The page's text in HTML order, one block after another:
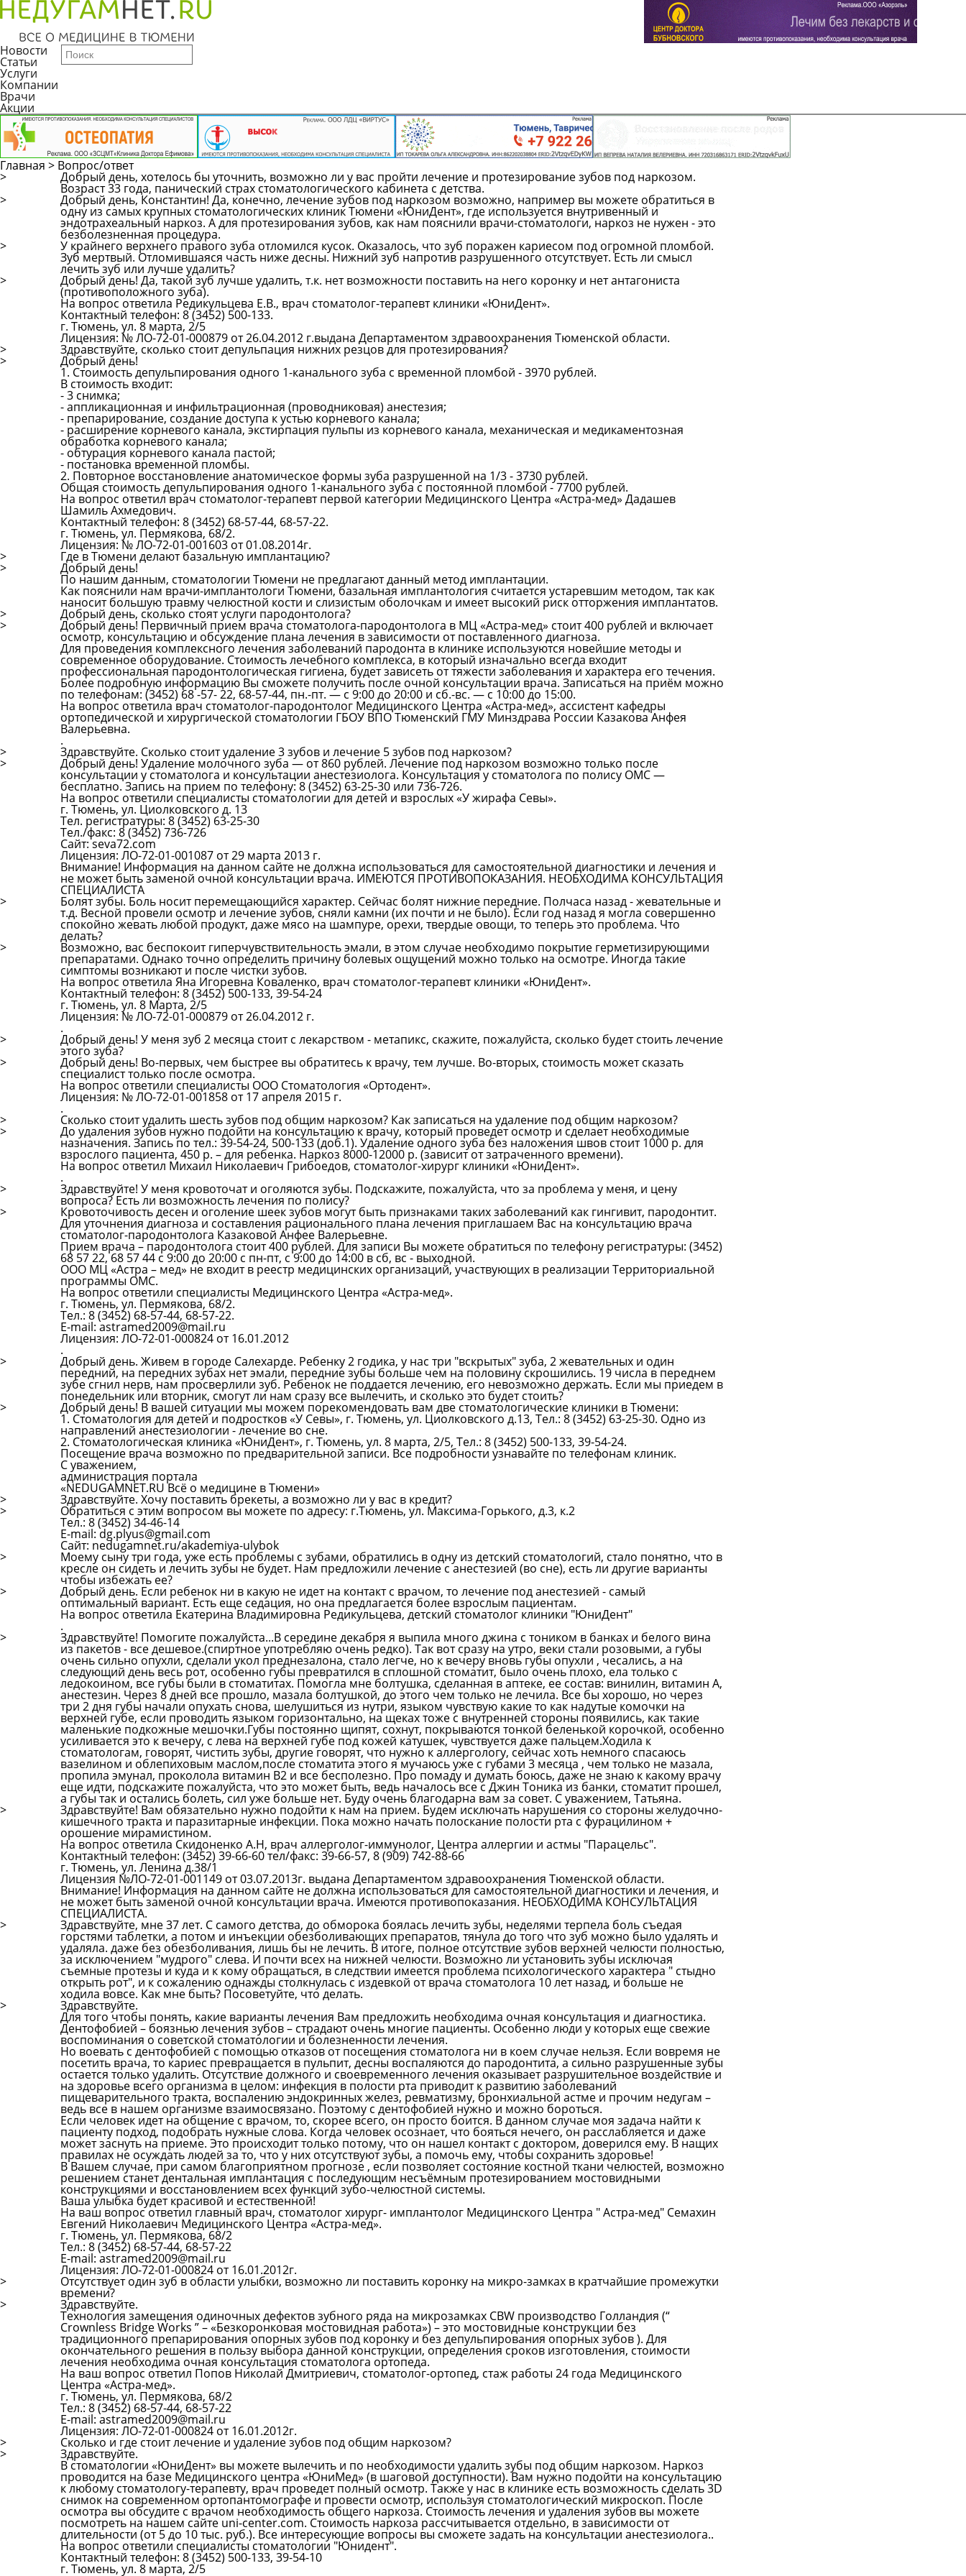
Новости
Статьи
Услуги
Компании
Врачи
Акции
Главная > Вопрос/ответ
> Добрый день, хотелось бы уточнить, возможно ли у вас пройти лечение и протезирование зубов под наркозом.
Возраст 33 года, панический страх стоматологического кабинета с детства.
> Добрый день, Константин! Да, конечно, лечение зубов под наркозом возможно, например вы можете обратиться в
одну из самых крупных стоматологических клиник Тюмени «ЮниДент», где используется внутривенный и
эндотрахеальный наркоз. А для протезирования зубов, как нам пояснили врачи-стоматологи, наркоз не нужен - это
безболезненная процедура.
> У крайнего верхнего правого зуба отломился кусок. Оказалось, что зуб поражен кариесом под огромной пломбой.
Зуб мертвый. Отломившаяся часть ниже десны. Нижний зуб напротив разрушенного отсутствует. Есть ли смысл
лечить зуб или лучше удалить?
> Добрый день! Да, такой зуб лучше удалить, т.к. нет возможности поставить на него коронку и нет антагониста
(противоположного зуба).
На вопрос ответила Редикульцева Е.В., врач стоматолог-терапевт клиники «ЮниДент».
Контактный телефон: 8 (3452) 500-133.
г. Тюмень, ул. 8 марта, 2/5
Лицензия: № ЛО-72-01-000879 от 26.04.2012 г.выдана Департаментом здравоохранения Тюменской области.
> Здравствуйте, сколько стоит депульпация нижних резцов для протезирования?
> Добрый день!
1. Стоимость депульпирования одного 1-канального зуба с временной пломбой - 3970 рублей.
В стоимость входит:
- 3 снимка;
- аппликационная и инфильтрационная (проводниковая) анестезия;
- препарирование, создание доступа к устью корневого канала;
- расширение корневого канала, экстирпация пульпы из корневого канала, механическая и медикаментозная
обработка корневого канала;
- обтурация корневого канала пастой;
- постановка временной пломбы.
2. Повторное восстановление анатомическое формы зуба разрушенной на 1/3 - 3730 рублей.
Общая стоимость депульпирования одного 1-канального зуба с постоянной пломбой - 7700 рублей.
На вопрос ответил врач стоматолог-терапевт первой категории Медицинского Центра «Астра-мед» Дадашев
Шамиль Ахмедович.
Контактный телефон: 8 (3452) 68-57-44, 68-57-22.
г. Тюмень, ул. Пермякова, 68/2.
Лицензия: № ЛО-72-01-001603 от 01.08.2014г.
> Где в Тюмени делают базальную имплантацию?
> Добрый день!
По нашим данным, стоматологии Тюмени не предлагают данный метод имплантации.
Как пояснили нам врачи-имплантологи Тюмени, базальная имплантология считается устаревшим методом, так как
наносит большую травму челюстной кости и слизистым оболочкам и имеет высокий риск отторжения имплантатов.
> Добрый день, сколько стоят услуги пародонтолога?
> Добрый день! Первичный прием врача стоматолога-пародонтолога в МЦ «Астра-мед» стоит 400 рублей и включает
осмотр, консультацию и обсуждение плана лечения в зависимости от поставленного диагноза.
Для проведения комплексного лечения заболеваний пародонта в клинике используются новейшие методы и
современное оборудование. Стоимость лечебного комплекса, в который изначально всегда входит
профессиональная пародонтологическая гигиена, будет зависеть от тяжести заболевания и характера его течения.
Более подробную информацию Вы сможете получить после очной консультации врача. Записаться на приём можно
по телефонам: (3452) 68 -57- 22, 68-57-44, пн.-пт. — с 9:00 до 20:00 и сб.-вс. — с 10:00 до 15:00.
На вопрос ответила врач стоматолог-пародонтолог Медицинского Центра «Астра-мед», ассистент кафедры
ортопедической и хирургической стоматологии ГБОУ ВПО Тюменский ГМУ Минздрава России Казакова Анфея
Валерьевна.
.
> Здравствуйте. Сколько стоит удаление 3 зубов и лечение 5 зубов под наркозом?
> Добрый день! Удаление молочного зуба — от 860 рублей. Лечение под наркозом возможно только после
консультации у стоматолога и консультации анестезиолога. Консультация у стоматолога по полису ОМС —
бесплатно. Запись на прием по телефону: 8 (3452) 63-25-30 или 736-726.
На вопрос ответили специалисты стоматологии для детей и взрослых «У жирафа Севы».
г. Тюмень, ул. Циолковского д. 13
Тел. регистратуры: 8 (3452) 63-25-30
Тел./факс: 8 (3452) 736-726
Сайт: seva72.com
Лицензия: ЛО-72-01-001087 от 29 марта 2013 г.
Внимание! Информация на данном сайте не должна использоваться для самостоятельной диагностики и лечения и
не может быть заменой очной консультации врача. ИМЕЮТСЯ ПРОТИВОПОКАЗАНИЯ. НЕОБХОДИМА КОНСУЛЬТАЦИЯ
СПЕЦИАЛИСТА
> Болят зубы. Боль носит перемещающийся характер. Сейчас болят нижние передние. Полчаса назад - жевательные и
т.д. Весной провели осмотр и лечение зубов, сняли камни (их почти и не было). Если год назад я могла совершенно
спокойно жевать любой продукт, даже мясо на шампуре, орехи, твердые овощи, то теперь это проблема. Что
делать?
> Возможно, вас беспокоит гиперчувствительность эмали, в этом случае необходимо покрытие герметизирующими
препаратами. Однако точно определить причину болевых ощущений можно только на осмотре. Иногда такие
симптомы возникают и после чистки зубов.
На вопрос ответила Яна Игоревна Коваленко, врач стоматолог-терапевт клиники «ЮниДент».
Контактный телефон: 8 (3452) 500-133, 39-54-24
г. Тюмень, ул. 8 Марта, 2/5
Лицензия: № ЛО-72-01-000879 от 26.04.2012 г.
.
> Добрый день! У меня зуб 2 месяца стоит с лекарством - метапикс, скажите, пожалуйста, сколько будет стоить лечение
этого зуба?
> Добрый день! Во-первых, чем быстрее вы обратитесь к врачу, тем лучше. Во-вторых, стоимость может сказать
специалист только после осмотра.
На вопрос ответили специалисты ООО Стоматология «Ортодент».
Лицензия: № ЛО-72-01-001858 от 17 апреля 2015 г.
.
> Сколько стоит удалить шесть зубов под общим наркозом? Как записаться на удаление под общим наркозом?
> До удаления зубов нужно подойти на консультацию к врачу, который проведет осмотр и сделает необходимые
назначения. Запись по тел.: 39-54-24, 500-133 (доб.1). Удаление одного зуба без наложения швов стоит 1000 р. для
взрослого пациента, 450 р. – для ребенка. Наркоз 8000-12000 р. (зависит от затраченного времени).
На вопрос ответил Михаил Николаевич Грибоедов, стоматолог-хирург клиники «ЮниДент».
.
> Здравствуйте! У меня кровоточат и оголяются зубы. Подскажите, пожалуйста, что за проблема у меня, и цену
вопроса? Есть ли возможность лечения по полису?
> Кровоточивость десен и оголение шеек зубов могут быть признаками таких заболеваний как гингивит, пародонтит.
Для уточнения диагноза и составления рационального плана лечения приглашаем Вас на консультацию врача
стоматолог-пародонтолога Казаковой Анфее Валерьевне.
Прием врача – пародонтолога стоит 400 рублей. Для записи Вы можете обратиться по телефону регистратуры: (3452)
68 57 22, 68 57 44 с 9:00 до 20:00 с пн-пт, с 9:00 до 14:00 в сб, вс - выходной.
ООО МЦ «Астра – мед» не входит в реестр медицинских организаций, участвующих в реализации Территориальной
программы ОМС.
На вопрос ответили специалисты Медицинского Центра «Астра-мед».
г. Тюмень, ул. Пермякова, 68/2.
Тел.: 8 (3452) 68-57-44, 68-57-22.
E-mail: astramed2009@mail.ru
Лицензия: ЛО-72-01-000824 от 16.01.2012
.
> Добрый день. Живем в городе Салехарде. Ребенку 2 годика, у нас три "вскрытых" зуба, 2 жевательных и один
передний, на передних зубах нет эмали, передние зубы больше чем на половину скрошились. 19 числа в переднем
зубе сгнил нерв, нам просверлили зуб. Ребенок не поддается лечению, его невозможно держать. Если мы приедем в
понедельник или вторник, смогут ли нам сразу все вылечить, и сколько это будет стоить?
> Добрый день! В вашей ситуации мы можем порекомендовать вам две стоматологические клиники в Тюмени:
1. Стоматология для детей и подростков «У Севы», г. Тюмень, ул. Циолковского д.13, Тел.: 8 (3452) 63-25-30. Одно из
направлений анестезиологии - лечение во сне.
2. Стоматологическая клиника «ЮниДент», г. Тюмень, ул. 8 марта, 2/5, Тел.: 8 (3452) 500-133, 39-54-24.
Посещение врача возможно по предварительной записи. Все подробности узнавайте по телефонам клиник.
С уважением,
администрация портала
«NEDUGAMNET.RU Всё о медицине в Тюмени»
> Здравствуйте. Хочу поставить брекеты, а возможно ли у вас в кредит?
> Обратиться с этим вопросом вы можете по адресу: г.Тюмень, ул. Максима-Горького, д.3, к.2
Тел.: 8 (3452) 34-46-14
Е-mail: dg.plyus@gmail.com
Сайт: nedugamnet.ru/akademiya-ulybok
> Моему сыну три года, уже есть проблемы с зубами, обратились в одну из детский стоматологий, стало понятно, что в
кресле он сидеть и лечить зубы не будет. Нам предложили лечение с анестезией (во сне), есть ли другие варианты
чтобы избежать ее?
> Добрый день. Если ребенок ни в какую не идет на контакт с врачом, то лечение под анестезией - самый
оптимальный вариант. Есть еще седация, но она предлагается более взрослым пациентам.
На вопрос ответила Екатерина Владимировна Редикульцева, детский стоматолог клиники "ЮниДент"
.
> Здравствуйте! Помогите пожалуйста...В середине декабря я выпила много джина с тоником в банках и белого вина
из пакетов - все дешевое.(спиртное употребляю очень редко). Так вот сразу на утро, веки стали розовыми, а губы
очень сильно опухли, сделали укол преднезалона, стало легче, но к вечеру вновь губы опухли , чесались, а на
следующий день весь рот, особенно губы превратился в сплошной стоматит, было очень плохо, ела только с
ледокоином, все губы были в стоматитах. Помогла мне болтушка, сделанная в аптеке, ее состав: винилин, витамин А,
анестезин. Через 8 дней все прошло, мазала болтушкой, до этого чем только не лечила. Все бы хорошо, но через
три 2 дня губы начали опухать снова, шелушиться из нутри, языком чувствую какие то как надутые комочки на
верхней губе, если проводить языком горизонтально, на щеках тоже с внутренней стороны появились, как такие
маленькие подкожные мешочки.Губы постоянно щипят, сохнут, покрываются тонкой беленькой корочкой, особенно
усиливается это к вечеру, с лева на верхней губе под кожей катушек, чувствуется даже пальцем.Ходила к
стоматологам, говорят, чистить зубы, другие говорят, что нужно к аллергологу, сейчас хоть немного спасаюсь
вазелином и облепиховым маслом,после стоматита этого я мучаюсь уже с губами 3 месяца , чем только не мазала,
пропила эмунал, проколола витамин В2 и все бесполезно. Про помаду и думать боюсь, даже не знаю к какому врачу
еще идти, подскажите пожалуйста, что это может быть, ведь началось все с Джин Тоника из банки, стоматит прошел,
а губы так и остались болеть, сил уже больше нет. Буду очень благодарна вам за совет. С уважением, Татьяна.
> Здравствуйте! Вам обязательно нужно подойти к нам на прием. Будем исключать нарушения со стороны желудочно-
кишечного тракта и паразитарные инфекции. Пока можно начать полоскание полости рта с фурацилином +
орошение мирамистином.
На вопрос ответила Скидоненко А.Н, врач аллерголог-иммунолог, Центра аллергии и астмы "Парацельс".
Контактный телефон: (3452) 39-66-60 тел/факс: 39-66-57, 8 (909) 742-88-66
г. Тюмень, ул. Ленина д.38/1
Лицензия №ЛО-72-01-001149 от 03.07.2013г. выдана Департаментом здравоохранения Тюменской области.
Внимание! Информация на данном сайте не должна использоваться для самостоятельной диагностики и лечения, и
не может быть заменой очной консультации врача. Имеются противопоказания. НЕОБХОДИМА КОНСУЛЬТАЦИЯ
СПЕЦИАЛИСТА.
> Здравствуйте, мне 37 лет. С самого детства, до обморока боялась лечить зубы, неделями терпела боль съедая
горстями таблетки, а потом и инъекции обезболивающих препаратов, тянула до того что зуб можно было удалять и
удаляла. даже без обезболивания, лишь бы не лечить. В итоге, полное отсутствие зубов верхней челюсти полностью,
за исключением "мудрого" слева. И почти всех на нижней челюсти. Возможно ли установить зубы исключая
съемные протезы и куда и к кому обращаться, в следствии имеется проблема психологического характера " стыдно
открыть рот", и к сожалению однажды столкнулась с издевкой от врача стоматолога 10 лет назад, и больше не
ходила вовсе. Как мне быть? Посоветуйте, что делать.
> Здравствуйте.
Для того чтобы понять, какие варианты лечения Вам предложить необходима очная консультация и диагностика.
Дентофобией – боязнью лечения зубов – страдают очень многие пациенты. Особенно люди у которых еще свежие
воспоминания о советской стоматологии и болезненности лечения.
Но воевать с дентофобией с помощью отказов от посещения стоматолога ни в коем случае нельзя. Если вовремя не
посетить врача, то кариес превращается в пульпит, десны воспаляются до пародонтита, а сильно разрушенные зубы
остается только удалить. Отсутствие должного и своевременного лечения оказывает разрушительное воздействие и
на здоровье всего организма в целом: инфекция в полости рта приводит к развитию заболеваний
пищеварительного тракта, воспалению эндокринных желез, ревматизму, бронхиальной астме и прочим недугам –
ведь все в нашем организме взаимосвязано. Поэтому с дентофобией нужно и можно бороться.
Если человек идет на общение с врачом, то, скорее всего, он просто боится. В данном случае моя задача найти к
пациенту подход, подобрать нужные слова. Когда человек осознает, что бояться нечего, он расслабляется и даже
может заснуть на приеме. Это происходит только потому, что он нашел контакт с доктором, доверился ему. В нащих
правилах не осуждать людей за то, что у них отсутствуют зубы, а помочь ему, чтобы сохранить здоровье!
В Вашем случае, при самом благоприятном прогнозе , если позволяет состояние костной ткани челюстей, возможно
решением станет дентальная имплантация с последующим несъёмным протезированием мостовидными
конструкциями и восстановлением всех функций зубо-челюстной системы.
Ваша улыбка будет красивой и естественной!
На ваш вопрос ответил главный врач, стоматолог хирург- имплантолог Медицинского Центра " Астра-мед" Семахин
Евгений Николаевич Медицинского Центра «Астра-мед».
г. Тюмень, ул. Пермякова, 68/2
Тел.: 8 (3452) 68-57-44, 68-57-22
E-mail: astramed2009@mail.ru
Лицензия: ЛО-72-01-000824 от 16.01.2012г.
> Отсутствует один зуб в области улыбки, возможно ли поставить коронку на микро-замках в кратчайшие промежутки
времени?
> Здравствуйте.
Технология замещения одиночных дефектов зубного ряда на микрозамках CBW производство Голландия (“
Crownless Bridge Works ” – «Безкоронковая мостовидная работа») – это мостовидные конструкции без
традиционного препарирования опорных зубов под коронку и без депульпирования опорных зубов ). Для
окончательного решения в пользу выбора данной конструкции, определения сроков изготовления, стоимости
лечения необходима очная консультация стоматолога ортопеда.
На ваш вопрос ответил Попов Николай Дмитриевич, стоматолог-ортопед, стаж работы 24 года Медицинского
Центра «Астра-мед».
г. Тюмень, ул. Пермякова, 68/2
Тел.: 8 (3452) 68-57-44, 68-57-22
E-mail: astramed2009@mail.ru
Лицензия: ЛО-72-01-000824 от 16.01.2012г.
> Сколько и где стоит лечение и удаление зубов под общим наркозом?
> Здравствуйте.
В стоматологии «ЮниДент» вы можете вылечить и по необходимости удалить зубы под общим наркозом. Наркоз
проводится на базе Медицинского центра «ЮниМед» (в шаговой доступности). Вам нужно подойти на консультацию
к любому стоматологу-терапевту, врач проведет полный осмотр. Также у нас в клинике есть возможность сделать 3D
снимок на современном ортопантомографе и провести осмотр, используя стоматологический микроскоп. После
осмотра вы обсудите с врачом необходимость общего наркоза. Стоимость лечения и удаления зубов вы можете
посмотреть на нашем сайте uni-center.com. Стоимость наркоза рассчитывается отдельно, в зависимости от
длительности (от 5 до 10 тыс. руб.). Все интересующие вопросы вы сможете задать на консультации анестезиолога..
На вопрос ответили специалисты стоматологии "Юнидент".
Контактный телефон: 8 (3452) 500-133, 39-54-10
г. Тюмень, ул. 8 марта, 2/5